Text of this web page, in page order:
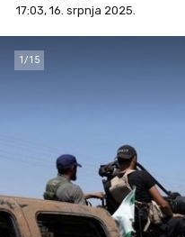
17:03, 16. srpnja 2025.
1/15